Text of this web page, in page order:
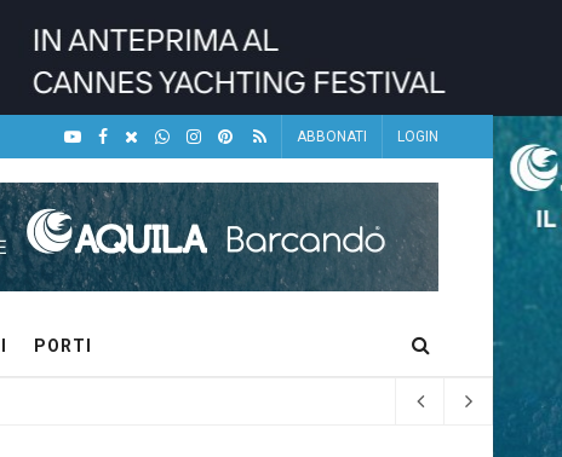
ABBONATI LOGIN
PORTI